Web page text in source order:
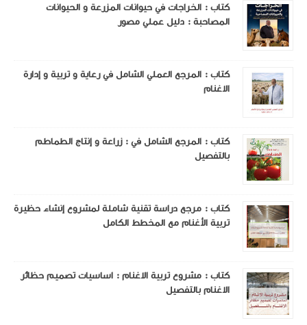
كتاب : الخراجات في حيوانات المزرعة و الحيوانات
المصاحبة : دليل عملي مصور
كتاب : المرجع العملي الشامل في رعاية و تربية و إدارة
الاغنام
كتاب : المرجع الشامل في : زراعة و إنتاج الطماطم
بالتفصيل
كتاب : مرجع دراسة تقنية شاملة لمشروع إنشاء حظيرة
تربية الأغنام مع المخطط الكامل
كتاب : مشروع تربية الاغنام : اساسيات تصميم حظائر
الاغنام بالتفصيل